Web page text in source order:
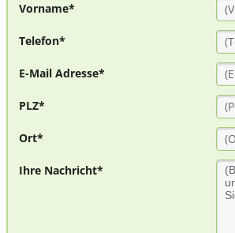
Vorname*
Telefon*
E-Mail Adresse*
PLZ*
Ort*
Ihre Nachricht*